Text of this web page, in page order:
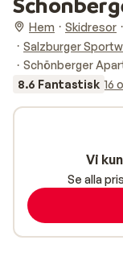
Hem Skidresor
Salzburger
Schönberger
8.6 Fantastisk 16
Vi
Se alla